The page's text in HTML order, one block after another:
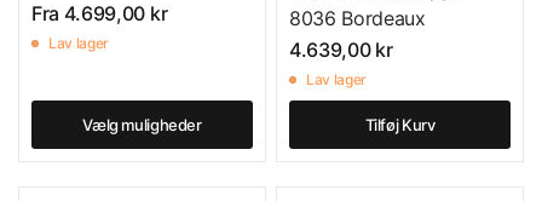
Fra 4.699,00 kr
Lav lager
Vælg muligheder
8036 Bordeaux
4.639,00 kr
Lav lager
Tilføj Kurv